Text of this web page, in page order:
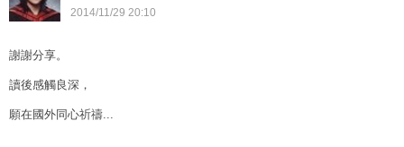
2014/11/29 20:10
謝謝分享。
讀後感觸良深，
願在國外同心祈禱...